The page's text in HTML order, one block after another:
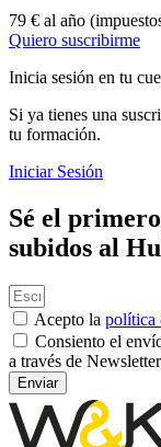
79 € al año
Quiero suscribirme
Inicia sesión en tu
Si ya tienes una
tu formación.
Iniciar Sesión
Sé el
subidos al
Acepto la política
Consiento el
a través de
Enviar